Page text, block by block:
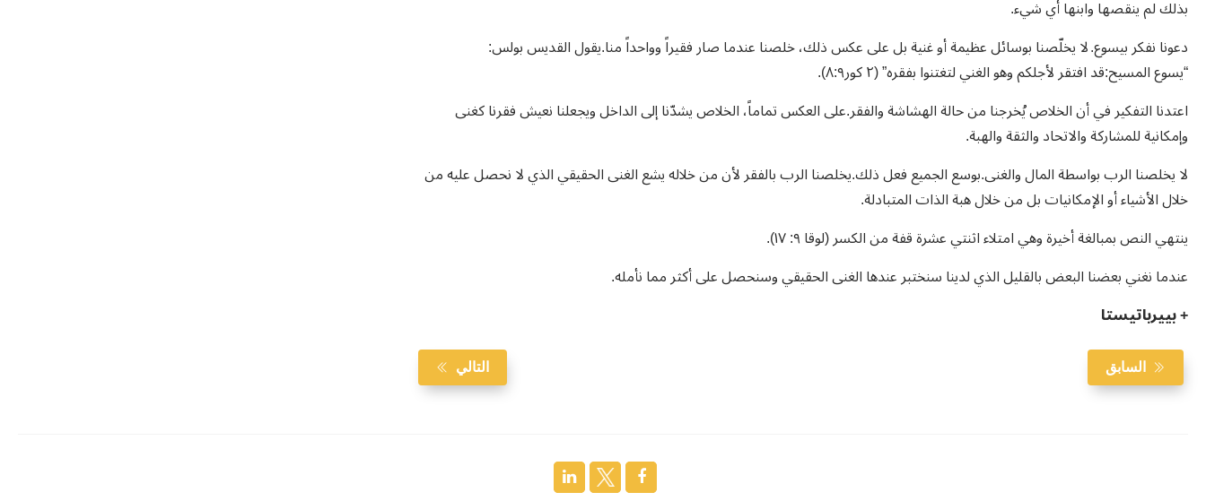
بذلك لم ينقصها وابنها أي شيء.
دعونا نفكر بيسوع. لا يخلّصنا بوسائل عظيمة أو غنية بل على عكس ذلك، خلصنا عندما صار فقيراً وواحداً منا.يقول القديس بولس:
“يسوع المسيح:قد افتقر لأجلكم وهو الغني لتغتنوا بفقره” (٢ كور٨:٩).
اعتدنا التفكير في أن الخلاص يُخرجنا من حالة الهشاشة والفقر.على العكس تماماً، الخلاص يشدّنا إلى الداخل ويجعلنا نعيش فقرنا كغنى
وإمكانية للمشاركة والاتحاد والثقة والهبة.
لا يخلصنا الرب بواسطة المال والغنى.بوسع الجميع فعل ذلك.يخلصنا الرب بالفقر لأن من خلاله يشع الغنى الحقيقي الذي لا نحصل عليه من
خلال الأشياء أو الإمكانيات بل من خلال هبة الذات المتبادلة.
ينتهي النص بمبالغة أخيرة وهي امتلاء اثنتي عشرة قفة من الكسر (لوقا ٩: ١٧).
عندما نغني بعضنا البعض بالقليل الذي لدينا سنختبر عندها الغنى الحقيقي وسنحصل على أكثر مما نأمله.
+ بييرباتيستا
السابق التالي